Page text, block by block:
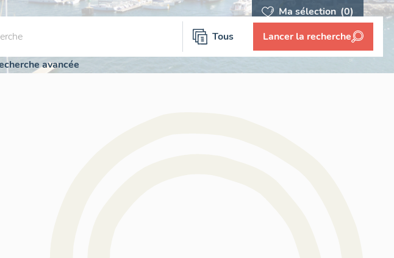
Ma sélection (0)
Tous Lancer la recherche
avancée